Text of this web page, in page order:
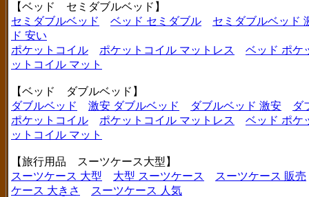
【ベッド セミダブルベッド】
セミダブルベッド
ベッド セミダブル
セミダブルベッド
ド 安い
ポケットコイル
ポケットコイル マットレス
ベッド ポケ
ットコイル マット
【ベッド ダブルベッド】
ダブルベッド
激安 ダブルベッド ダブルベッド 激安
ダ
ポケットコイル
ポケットコイル マットレス
ベッド ポケ
ットコイル マット
【旅行用品 スーツケース大型】
スーツケース 大型
大型 スーツケース
スーツケース 販売
ケース 大きさ
スーツケース 人気